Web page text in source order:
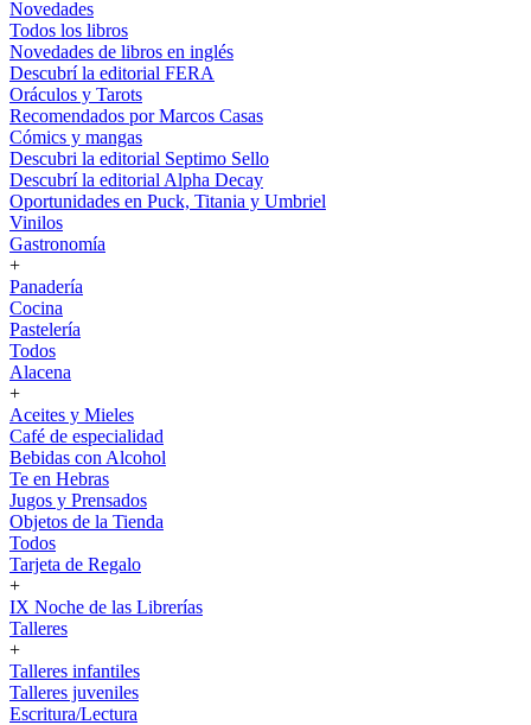
Novedades
Todos los libros
Novedades de libros en inglés
Descubrí la editorial FERA
Oráculos y Tarots
Recomendados por Marcos Casas
Cómics y mangas
Descubri la editorial Septimo Sello
Descubrí la editorial Alpha Decay
Oportunidades en Puck, Titania y Umbriel
Vinilos
Gastronomía
+
Panadería
Cocina
Pastelería
Todos
Alacena
+
Aceites y Mieles
Café de especialidad
Bebidas con Alcohol
Te en Hebras
Jugos y Prensados
Objetos de la Tienda
Todos
Tarjeta de Regalo
+
IX Noche de las Librerías
Talleres
+
Talleres infantiles
Talleres juveniles
Escritura/Lectura